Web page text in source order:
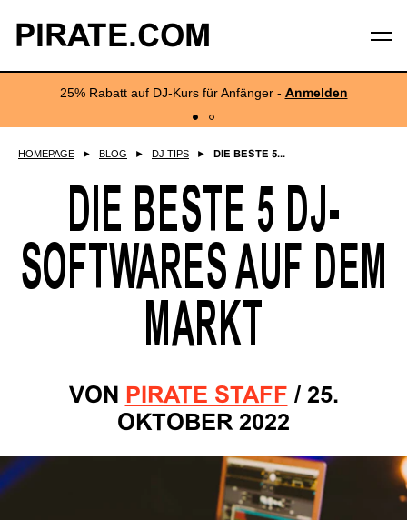
PIRATE.COM
25% Rabatt auf DJ-Kurs für Anfänger - Anmelden
HOMEPAGE ► BLOG ► DJ TIPS ► DIE BESTE 5...
DIE BESTE 5 DJ-
SOFTWARES AUF DEM
MARKT
VON PIRATE STAFF / 25.
OKTOBER 2022